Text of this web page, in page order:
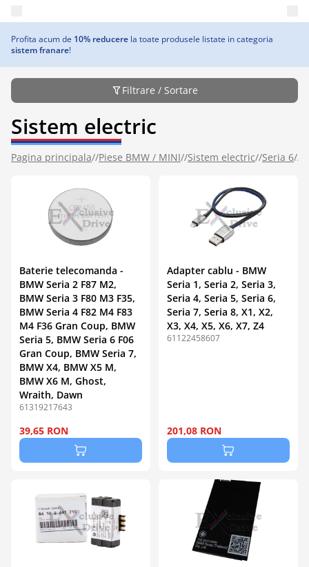
Profita acum de 10% reducere la toate produsele listate in categoria
sistem franare!
Filtrare / Sortare
Sistem electric
Pagina principala//Piese BMW / MINI//Sistem electric//Seria 6//
Baterie telecomanda -
BMW Seria 2 F87 M2,
BMW Seria 3 F80 M3 F35,
BMW Seria 4 F82 M4 F83
M4 F36 Gran Coup, BMW
Seria 5, BMW Seria 6 F06
Gran Coup, BMW Seria 7,
BMW X4, BMW X5 M,
BMW X6 M, Ghost,
Wraith, Dawn
61319217643
39,65 RON
Adapter cablu - BMW
Seria 1, Seria 2, Seria 3,
Seria 4, Seria 5, Seria 6,
Seria 7, Seria 8, X1, X2,
X3, X4, X5, X6, X7, Z4
61122458607
201,08 RON